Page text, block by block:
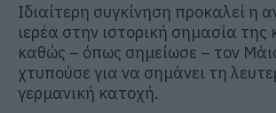
Ιδιαίτερη συγκίνηση προκαλεί η
ιερέα στην ιστορική σημασία
καθώς – όπως σημείωσε – τον
χτυπούσε για να σημάνει τη
γερμανική κατοχή.